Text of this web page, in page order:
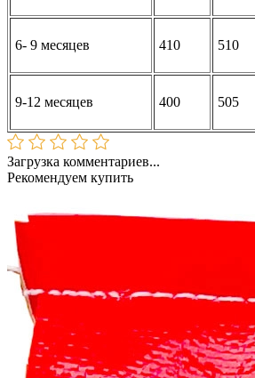
6- 9 месяцев 410 510
9-12 месяцев 400 505
Загрузка комментариев...
Рекомендуем купить